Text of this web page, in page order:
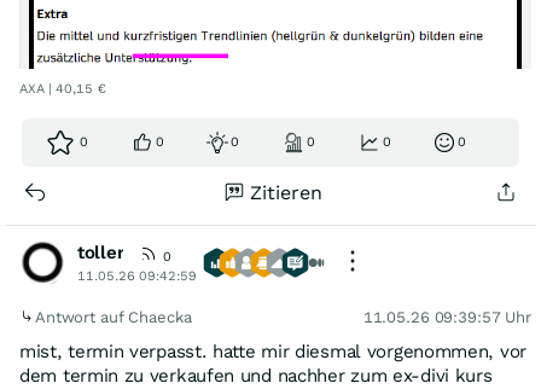
AXA | 40,15 €
0 0 0 0 0 0
Zitieren
toller
0
11.05.26 09:42:59
Antwort auf Chaecka 11.05.26 09:39:57 Uhr
mist, termin verpasst. hatte mir diesmal vorgenommen, vor
dem termin zu verkaufen und nachher zum ex-divi kurs